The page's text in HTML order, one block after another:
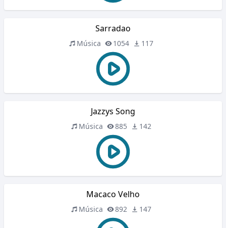
Sarradao
Música 1054 117
Jazzys Song
Música 885 142
Macaco Velho
Música 892 147